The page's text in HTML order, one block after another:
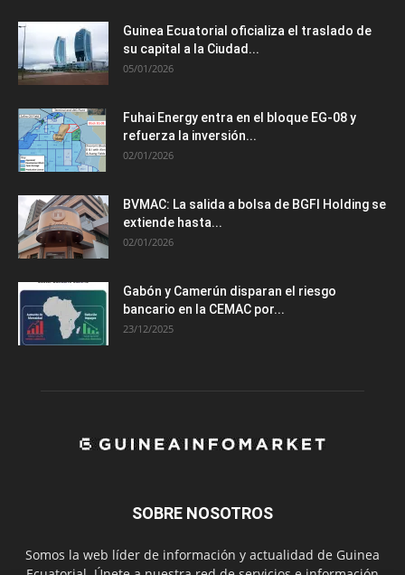
Guinea Ecuatorial oficializa el traslado de
su capital a la Ciudad...
05/01/2026
Fuhai Energy entra en el bloque EG-08 y
refuerza la inversión...
02/01/2026
BVMAC: La salida a bolsa de BGFI Holding se
extiende hasta...
02/01/2026
Gabón y Camerún disparan el riesgo
bancario en la CEMAC por...
23/12/2025
SOBRE NOSOTROS
Somos la web líder de información y actualidad de Guinea